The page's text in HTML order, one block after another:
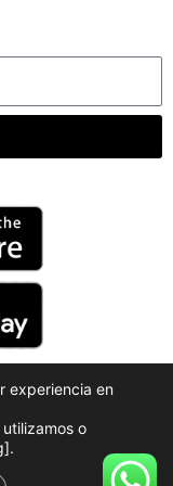
experiencia en
o